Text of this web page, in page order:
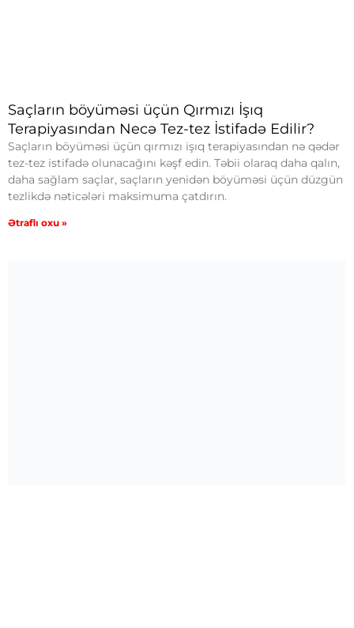
Saçların böyüməsi üçün Qırmızı İşıq
Terapiyasından Necə Tez-tez İstifadə Edilir?
Saçların böyüməsi üçün qırmızı işıq terapiyasından nə qədər
tez-tez istifadə olunacağını kəşf edin. Təbii olaraq daha qalın,
daha sağlam saçlar, saçların yenidən böyüməsi üçün düzgün
tezlikdə nəticələri maksimuma çatdırın.
Ətraflı oxu »